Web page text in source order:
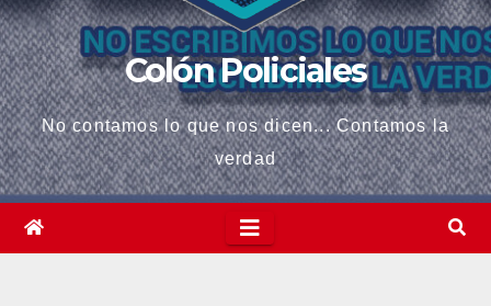
Colón Policiales
No contamos lo que nos dicen... Contamos la
verdad